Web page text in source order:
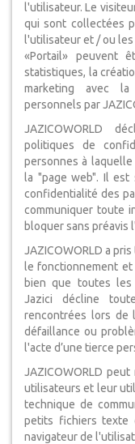
l'utilisateur. Le
qui sont collectées
l'utilisateur et / ou
«Portail» peuvent
statistiques, la
marketing avec la
personnels par
JAZICOWORLD
politiques de
personnes à
la "page web". Il
confidentialité des
communiquer toute
bloquer sans préavis
JAZICOWORLD a
le fonctionnement et
bien que toutes les
Jazici décline
rencontrées lors de
défaillance ou
l'acte d’une tierce
JAZICOWORLD
utilisateurs et leur
technique de
petits fichiers texte
navigateur de